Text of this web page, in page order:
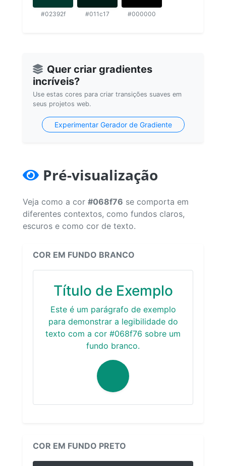
#02392f #011c17 #000000
Quer criar gradientes
incríveis?
Use estas cores para criar transições suaves em
seus projetos web.
Experimentar Gerador de Gradiente
Pré-visualização
Veja como a cor #068f76 se comporta em
diferentes contextos, como fundos claros,
escuros e como cor de texto.
COR EM FUNDO BRANCO
Título de Exemplo
Este é um parágrafo de exemplo
para demonstrar a legibilidade do
texto com a cor #068f76 sobre um
fundo branco.
COR EM FUNDO PRETO